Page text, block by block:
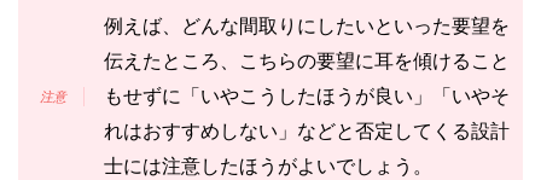
例えば、どんな間取りにしたいといった要望を
伝えたところ、こちらの要望に耳を傾けること
もせずに「いやこうしたほうが良い」「いやそ
れはおすすめしない」などと否定してくる設計
士には注意したほうがよいでしょう。